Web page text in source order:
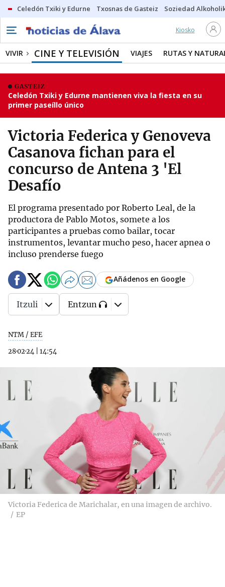
Celedón Txiki y Edurne Txosnas de Gasteiz Soziedad
Kiosko
VIVIR CINE Y TELEVISIÓN VIAJES RUTAS Y
GASTEIZ
Celedón Txiki y Edurne mantienen viva la fiesta en su
primer paseíllo único
Victoria Federica y Genoveva
Casanova fichan para el
concurso de Antena 3 'El
Desafío
El programa presentado por Roberto Leal, de la
productora de Pablo Motos, somete a los
participantes a pruebas como bailar, tocar
instrumentos, levantar mucho peso, hacer apnea o
incluso prenderse fuego
NTM / EFE
28·02·24
14:54
Añádenos en Google
Itzuli Entzun
Victoria Federica de Marichalar, en una imagen de archivo.
EP